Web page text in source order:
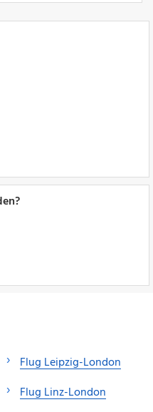
Flug Leipzig-London
Flug Linz-London